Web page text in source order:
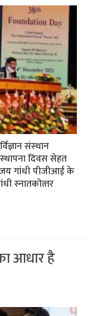
संस्‍थान
दिवस सेहत
गांधी पीजीआई के
स्‍नातकोत्‍तर
आधार है